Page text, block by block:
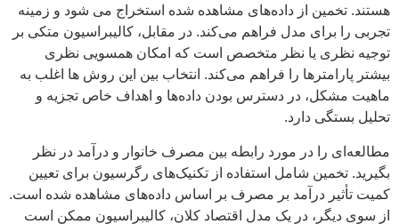
هستند. تخمین از داده‌های مشاهده شده استخراج می شود و زمینه
تجربی را برای مدل فراهم می‌کند. در مقابل، کالیبراسیون متکی بر
توجیه نظری یا نظر متخصص است که امکان همسویی نظری
بیشتر پارامترها را فراهم می‌کند. انتخاب بین این روش ها اغلب به
ماهیت مشکل، در دسترس بودن داده‌ها و اهداف خاص تجزیه و
تحلیل بستگی دارد.
مطالعه‌ای را در مورد رابطه بین مصرف خانوار و درآمد در نظر
بگیرید. تخمین شامل استفاده از تکنیک‌های رگرسیون برای تعیین
کمیت تأثیر درآمد بر مصرف بر اساس داده‌های مشاهده شده است.
از سوی دیگر، در یک مدل اقتصاد کلان، کالیبراسیون ممکن است